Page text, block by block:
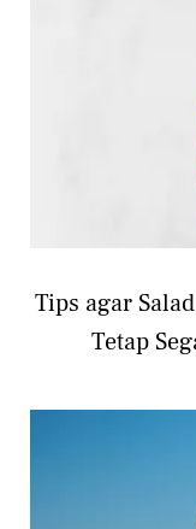
Tips agar
Tetap